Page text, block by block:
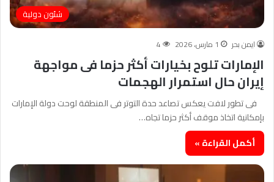
شئون دولية
ايمن بحر 1 مارس، 2026 4
الإمارات تلوح بخيارات أكثر حزما فى مواجهة
إيران حال استمرار الهجمات
فى تطور لافت يعكس تصاعد حدة التوتر فى المنطقة لوحت دولة الإمارات
بإمكانية اتخاذ موقف أكثر حزما تجاه…
أكمل القراءة »